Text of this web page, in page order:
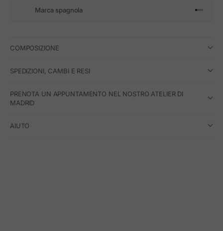
Marca spagnola Vai
Vai
Vai
Vai
COMPOSIZIONE
SPEDIZIONI, CAMBI E RESI
PRENOTA UN APPUNTAMENTO NEL NOSTRO ATELIER DI
MADRID
AIUTO